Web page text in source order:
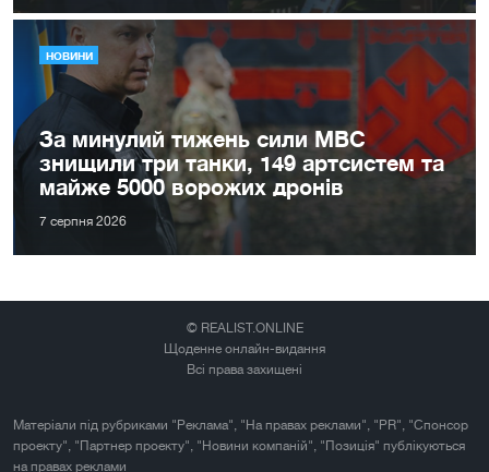
НОВИНИ
За минулий тижень сили МВС
знищили три танки, 149 артсистем та
майже 5000 ворожих дронів
7 серпня 2026
© REALIST.ONLINE
Щоденне онлайн-видання
Всі права захищені
Матеріали під рубриками "Реклама", "На правах реклами", "PR", "Спонсор
проекту", "Партнер проекту", "Новини компаній", "Позиція" публікуються
на правах реклами